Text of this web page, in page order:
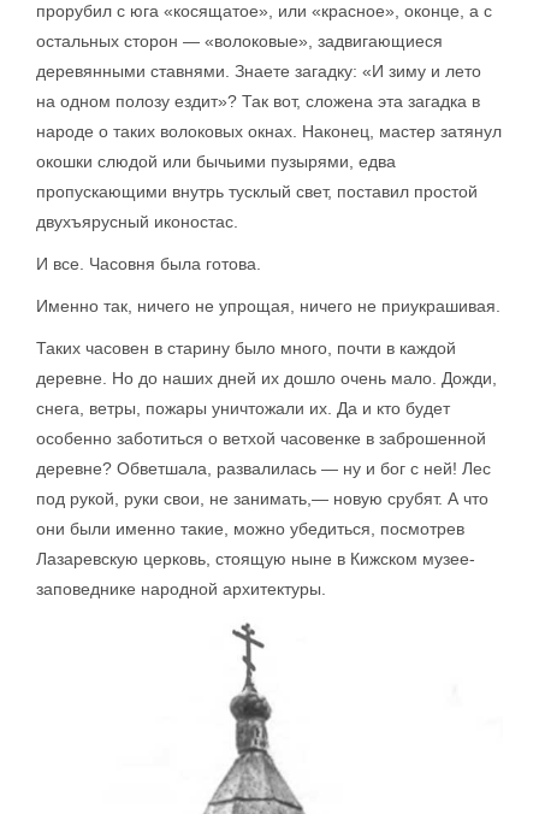
прорубил с юга «косящатое», или «красное», оконце, а с
остальных сторон — «волоковые», задвигающиеся
деревянными ставнями. Знаете загадку: «И зиму и лето
на одном полозу ездит»? Так вот, сложена эта загадка в
народе о таких волоковых окнах. Наконец, мастер затянул
окошки слюдой или бычьими пузырями, едва
пропускающими внутрь тусклый свет, поставил простой
двухъярусный иконостас.
И все. Часовня была готова.
Именно так, ничего не упрощая, ничего не приукрашивая.
Таких часовен в старину было много, почти в каждой
деревне. Но до наших дней их дошло очень мало. Дожди,
снега, ветры, пожары уничтожали их. Да и кто будет
особенно заботиться о ветхой часовенке в заброшенной
деревне? Обветшала, развалилась — ну и бог с ней! Лес
под рукой, руки свои, не занимать,— новую срубят. А что
они были именно такие, можно убедиться, посмотрев
Лазаревскую церковь, стоящую ныне в Кижском музее-
заповеднике народной архитектуры.